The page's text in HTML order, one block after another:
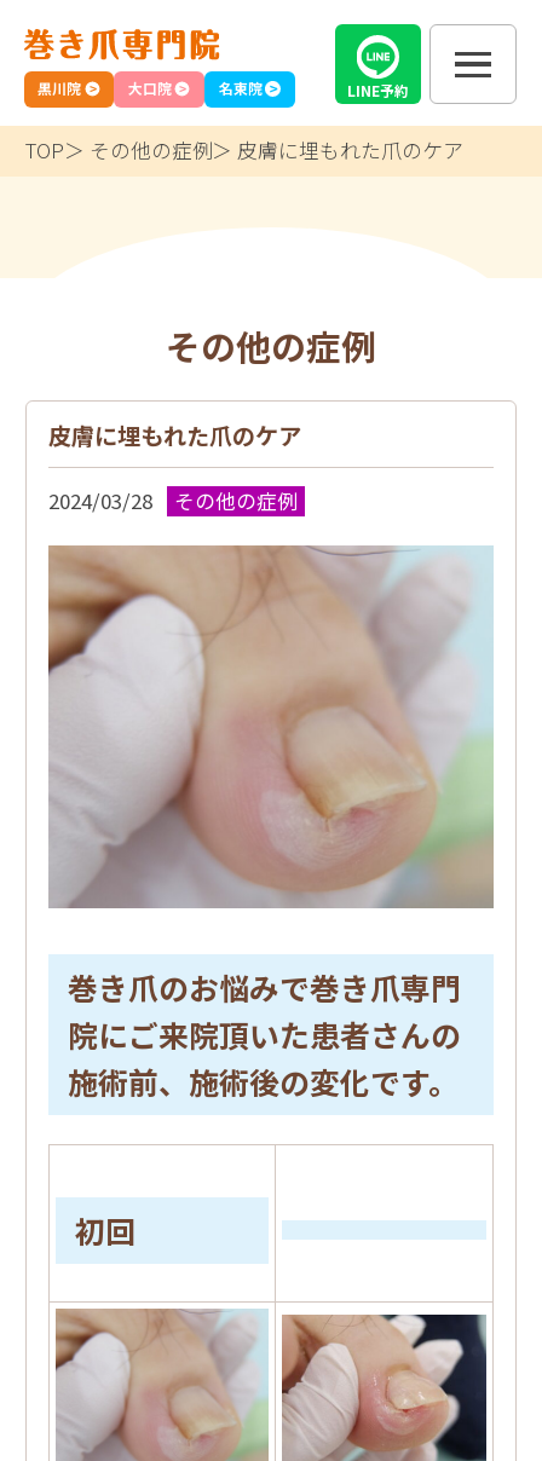
名東院
黒川院 大口院 LINE予約
TOP その他の症例 皮膚に埋もれた爪のケア
その他の症例
皮膚に埋もれた爪のケア
2024/03/28 その他の症例
巻き爪のお悩みで巻き爪専門
院にご来院頂いた患者さんの
施術前、施術後の変化です。
初回